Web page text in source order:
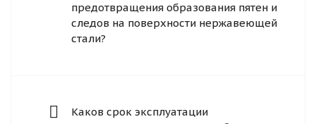
предотвращения образования пятен и
следов на поверхности нержавеющей
стали?
Каков срок эксплуатации